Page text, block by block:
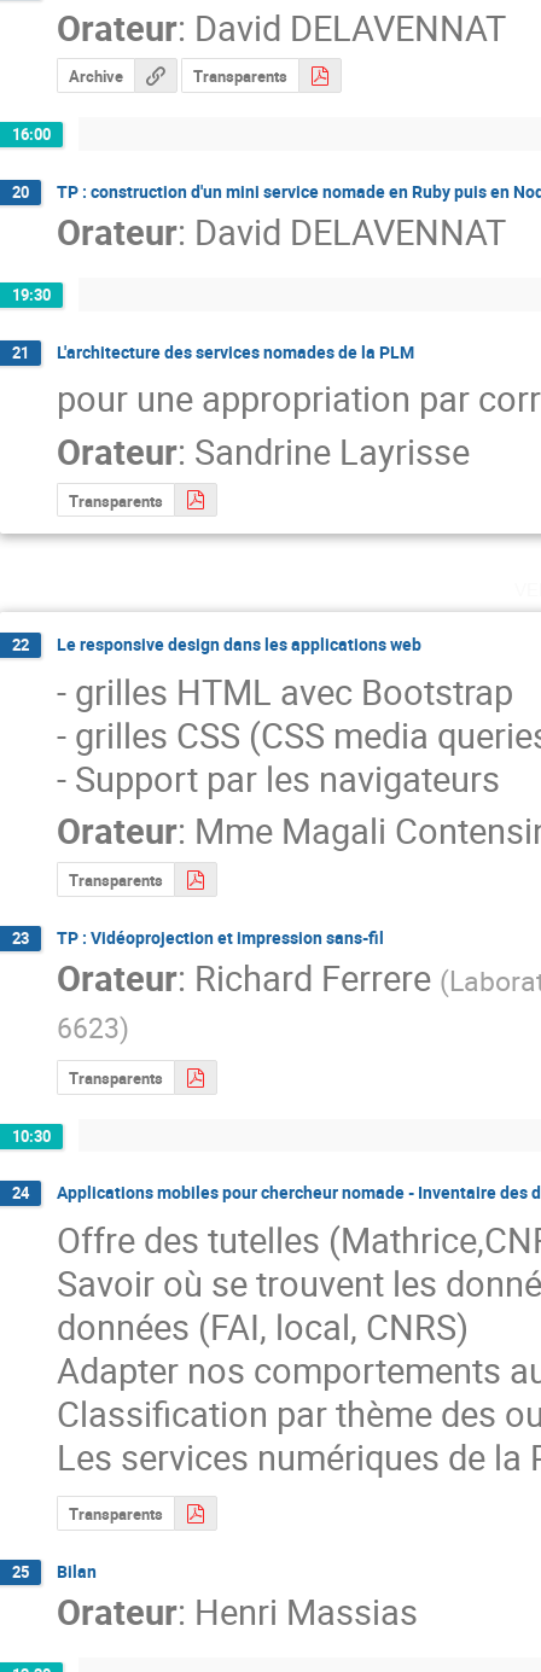
Orateur: David DELAVENNAT
Archive Transparents
16:00
20 TP : construction d'un mini service nomade en Ruby puis en
Orateur: David DELAVENNAT
19:30
21 L'architecture des services nomades de la PLM
pour une appropriation par
Orateur: Sandrine Layrisse
Transparents
22 Le responsive design dans les applications web
- grilles HTML avec Bootstrap
- grilles CSS (CSS media
- Support par les navigateurs
Orateur: Mme Magali
Transparents
23 TP : Vidéoprojection et impression sans-fil
Orateur: Richard Ferrere (
6623)
Transparents
10:30
24 Applications mobiles pour chercheur nomade - Inventaire
Offre des tutelles
Savoir où se trouvent les
données (FAI, local, CNRS)
Adapter nos comportements
Classification par thème des
Les services numériques de la
Transparents
25 Bilan
Orateur: Henri Massias